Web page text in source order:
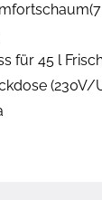
für 45 l
(230V/